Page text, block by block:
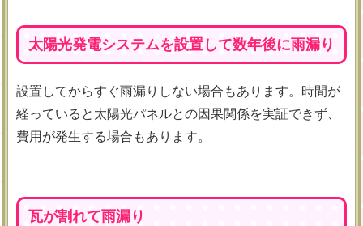
太陽光発電システムを設置して数年後に雨漏り
設置してからすぐ雨漏りしない場合もあります。時間が
経っていると太陽光パネルとの因果関係を実証できず、
費用が発生する場合もあります。
瓦が割れて雨漏り